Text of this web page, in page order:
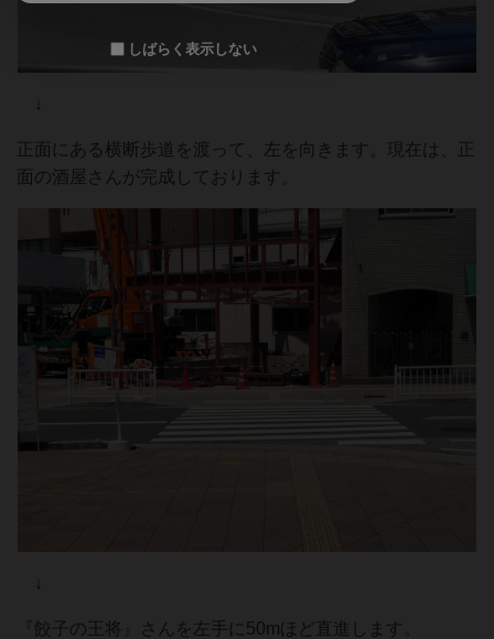
↓
正面にある横断歩道を渡って、左を向きます。現在は、正
面の酒屋さんが完成しております。
↓
『餃子の王将』さんを左手に50mほど直進します。
しばらく表示しない